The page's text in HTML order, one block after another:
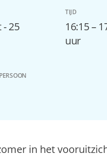
- 25
TIJD
16:15 –
uur
in het